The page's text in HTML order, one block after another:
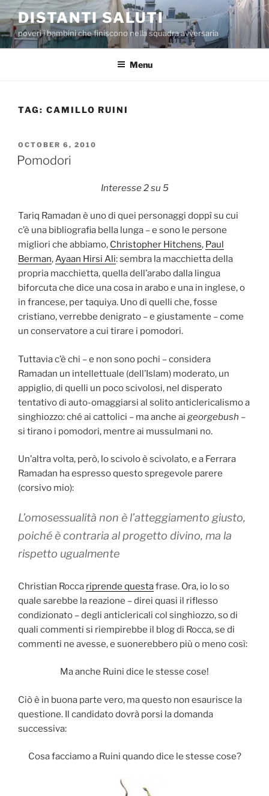
Skip
to
content
DISTANTI SALUTI
poveri i bambini che finiscono nella squadra avversaria
Menu
TAG: CAMILLO RUINI
POSTED
ON
OCTOBER 6, 2010
Pomodori
Interesse 2 su 5
Tariq Ramadan è uno di quei personaggi doppî su cui
c’è una bibliografia bella lunga – e sono le persone
migliori che abbiamo, Christopher Hitchens, Paul
Berman,Ayaan Hirsi Ali: sembra la macchietta della
propria macchietta, quella dell’arabo dalla lingua
biforcuta che dice una cosa in arabo e una in inglese, o
in francese, per taquiya. Uno di quelli che, fosse
cristiano, verrebbe denigrato – e giustamente – come
un conservatore a cui tirare i pomodori.
Tuttavia c’è chi – e non sono pochi – considera
Ramadan un intellettuale (dell’Islam) moderato, un
appiglio, di quelli un poco scivolosi, nel disperato
tentativo di auto-omaggiarsi al solito anticlericalismo a
singhiozzo: ché ai cattolici – ma anche ai georgebush –
si tirano i pomodori, mentre ai mussulmani no.
Un’altra volta, però, lo scivolo è scivolato, e a Ferrara
Ramadan ha espresso questo spregevole parere
(corsivo mio):
L’omosessualità non è l’atteggiamento giusto,
poiché è contraria al progetto divino, ma la
rispetto ugualmente
Christian Rocca riprende questafrase. Ora, io lo so
quale sarebbe la reazione – direi quasi il riflesso
condizionato – degli anticlericali col singhiozzo, so di
quali commenti si riempirebbe il blog di Rocca, se di
commenti ne avesse, e suonerebbero più o meno così:
Ma anche Ruini dice le stesse cose!
Ciò è in buona parte vero, ma questo non esaurisce la
questione. Il candidato dovrà porsi la domanda
successiva:
Cosa facciamo a Ruini quando dice le stesse cose?